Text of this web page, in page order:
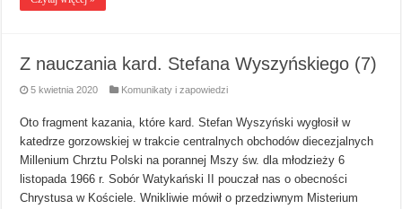
Z nauczania kard. Stefana Wyszyńskiego (7)
5 kwietnia 2020 Komunikaty i zapowiedzi
Oto fragment kazania, które kard. Stefan Wyszyński wygłosił w
katedrze gorzowskiej w trakcie centralnych obchodów diecezjalnych
Millenium Chrztu Polski na porannej Mszy św. dla młodzieży 6
listopada 1966 r. Sobór Watykański II pouczał nas o obecności
Chrystusa w Kościele. Wnikliwie mówił o przedziwnym Misterium